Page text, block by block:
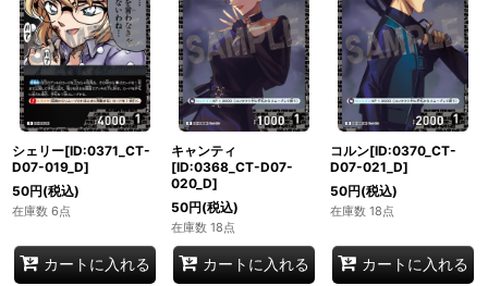
シェリー[ID:0371_CT-
D07-019_D]
50円(税込)
在庫数 6点
カートに入れる
キャンティ
[ID:0368_CT-D07-
020_D]
50円(税込)
在庫数 18点
カートに入れる
コルン[ID:0370_CT-
D07-021_D]
50円(税込)
在庫数 18点
カートに入れる